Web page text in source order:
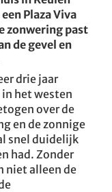
Glasoase®
Plaza Viva
zonwering past
de gevel en
drie jaar
het westen
over de
en de zonnige
snel duidelijk
had. Zonder
niet alleen de